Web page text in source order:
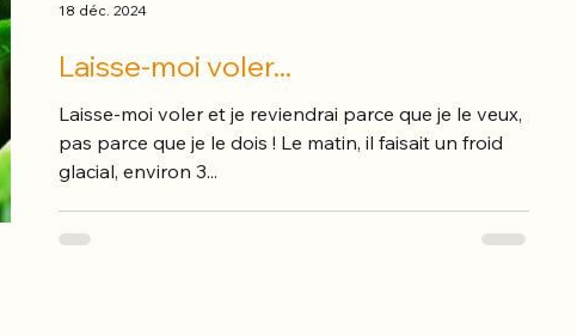
Laisse-moi voler...
Laisse-moi voler et je reviendrai parce que je le veux,
pas parce que je le dois ! Le matin, il faisait un froid
glacial, environ 3...
18 déc. 2024